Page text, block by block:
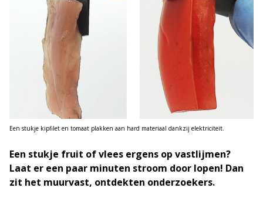
Een stukje kipfilet en tomaat plakken aan hard materiaal dankzij elektriciteit.
Een stukje fruit of vlees ergens op vastlijmen?
Laat er een paar minuten stroom door lopen! Dan
zit het muurvast, ontdekten onderzoekers.